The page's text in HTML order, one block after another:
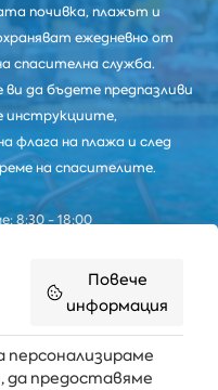
почивка, плажът и
ежедневно от
спасителна служба.
ви да бъдете предпазливи
инструкциите,
флага на плажа и след
на спасителите.
8:30 - 18:00
Повече
информация
персонализираме
да предоставяме